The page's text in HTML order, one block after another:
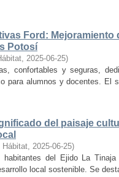
Ford:
Potosí
, 2025-06-25)
confortables y seguras,
para alumnos y docentes. El
del paisaje
Hábitat, 2025-06-25)
del Ejido La
local sostenible. Se